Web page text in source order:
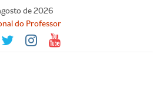
de 2026
do Professor
VOCÊ FORTE!
PROCLAMAÇÃO DA REPÚBLICA!